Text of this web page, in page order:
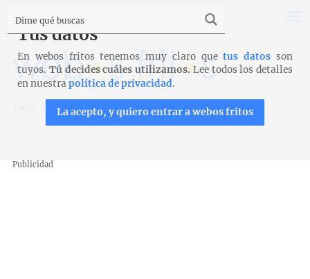
Recopilaciones Feliz Navidad
Publicidad
Tus datos
En webos fritos tenemos muy claro quetus datos son
tuyos. Tú decides cuáles utilizamos. Lee todos los detalles
en nuestrapolítica de privacidad.
La acepto, y quiero entrar a webos fritos